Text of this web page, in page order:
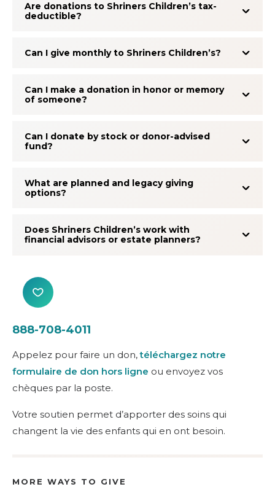
Are donations to Shriners Children’s tax-
deductible?
Can I give monthly to Shriners Children’s?
Can I make a donation in honor or memory
of someone?
Can I donate by stock or donor-advised
fund?
What are planned and legacy giving
options?
Does Shriners Children’s work with
financial advisors or estate planners?
888-708-4011
Appelez pour faire un don,téléchargez notre
formulaire de don hors ligne ou envoyez vos
chèques par la poste.
Votre soutien permet d’apporter des soins qui
changent la vie des enfants qui en ont besoin.
MORE WAYS TO GIVE